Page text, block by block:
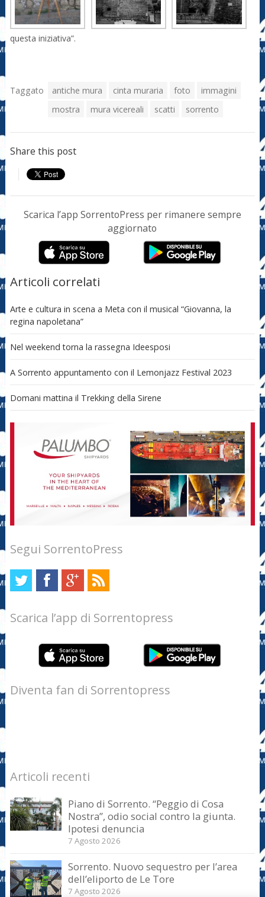
questa iniziativa”.
Taggato antiche mura cinta muraria foto
immagini
mostra
mura vicereali scatti sorrento
Share this post
Scarica l’app SorrentoPress per rimanere sempre
aggiornato
Articoli correlati
Arte e cultura in scena a Meta con il musical “Giovanna, la
regina napoletana”
Nel weekend torna la rassegna Ideesposi
A Sorrento appuntamento con il Lemonjazz Festival 2023
Domani mattina il Trekking della Sirene
Segui SorrentoPress
Scarica l’app di Sorrentopress
Diventa fan di Sorrentopress
Articoli recenti
Piano di Sorrento. “Peggio di Cosa
Nostra”, odio social contro la giunta.
Ipotesi denuncia
7 Agosto 2026
Sorrento. Nuovo sequestro per l’area
dell’eliporto de Le Tore
7 Agosto 2026